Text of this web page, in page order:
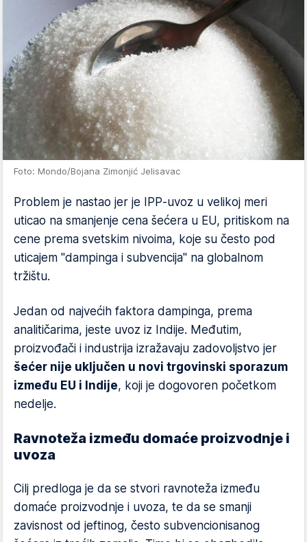
Foto: Mondo/Bojana Zimonjić Jelisavac
Problem je nastao jer je IPP‑uvoz u velikoj meri
uticao na smanjenje cena šećera u EU, pritiskom na
cene prema svetskim nivoima, koje su često pod
uticajem "dampinga i subvencija" na globalnom
tržištu.
Jedan od najvećih faktora dampinga, prema
analitičarima, jeste uvoz iz Indije. Međutim,
proizvođači i industrija izražavaju zadovoljstvo jer
šećer nije uključen u novi trgovinski sporazum
između EU i Indije, koji je dogovoren početkom
nedelje.
Ravnoteža između domaće proizvodnje i
uvoza
Cilj predloga je da se stvori ravnoteža između
domaće proizvodnje i uvoza, te da se smanji
zavisnost od jeftinog, često subvencionisanog